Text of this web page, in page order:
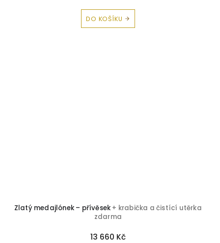
DO KOŠÍKU
Zlatý medajlónek – přívěsek + krabička a čistící utěrka
zdarma
13 660 Kč